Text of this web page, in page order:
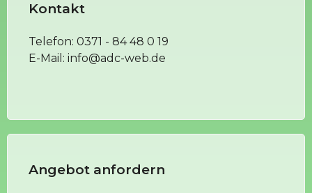
Angebot anfordern
Kontakt
Telefon: 0371 - 84 48 0 19
E-Mail: info@adc-web.de